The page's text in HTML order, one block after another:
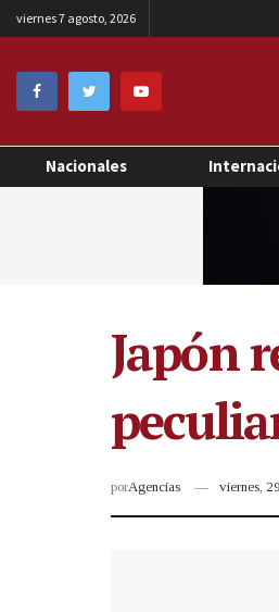
viernes 7 agosto, 2026
Nacionales
Japón
porAgencias viernes,